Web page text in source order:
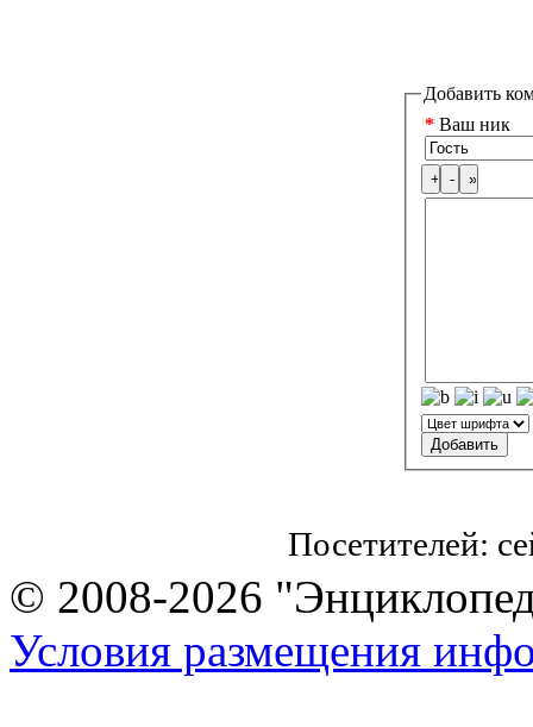
Добавить
* Ваш ник
Посетителей:
© 2008-2026
Условия размещения